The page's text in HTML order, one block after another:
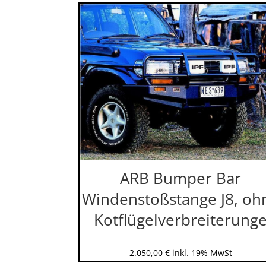
ARB Bumper Bar
Windenstoßstange J8,
2.050,00 € inkl. 19% MwSt